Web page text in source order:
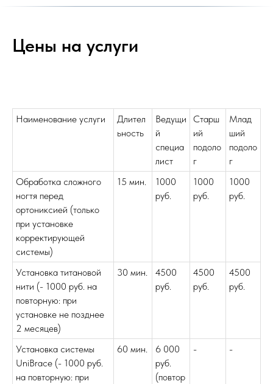
Цены на услуги
Наименование услуги
Длител
ьность
Ведущи
й
специа
лист
Старш
ий
подоло
г
Млад
ший
подоло
г
Обработка сложного
ногтя перед
ортониксией (только
при установке
корректирующей
системы)
15 мин.
1000
руб.
1000
руб.
1000
руб.
Установка титановой
нити (- 1000 руб. на
повторную: при
установке не позднее
2 месяцев)
30 мин.
4500
руб.
4500
руб.
4500
руб.
Установка системы
UniBrace (- 1000 руб.
на повторную: при
60 мин.
6 000
руб.
(повтор
- -